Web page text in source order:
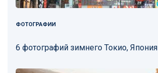
ФОТОГРАФИИ
6 фотографий зимнего Токио, Япония